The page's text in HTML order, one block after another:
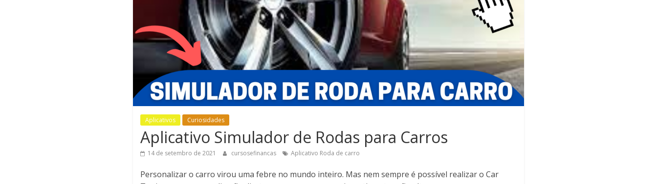
Aplicativos Curiosidades
Aplicativo Simulador de Rodas para Carros
14 de setembro de 2021 cursosefinancas Aplicativo Roda de carro
Personalizar o carro virou uma febre no mundo inteiro. Mas nem sempre é possível realizar o Car